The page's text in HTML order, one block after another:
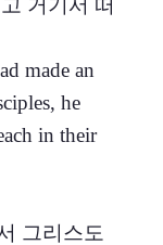
made an
he
in their
그리스도